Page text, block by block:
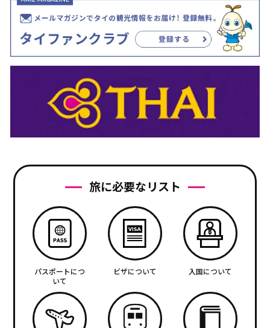
旅に必要なリスト
パスポートにつ
いて
ビザについて 入国について